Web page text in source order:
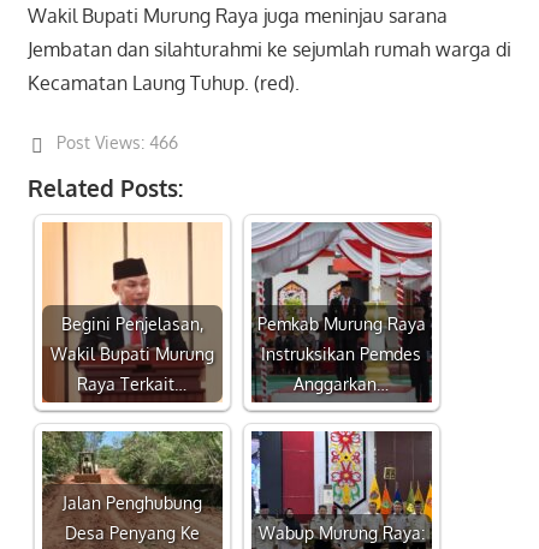
Wakil Bupati Murung Raya juga meninjau sarana
Jembatan dan silahturahmi ke sejumlah rumah warga di
Kecamatan Laung Tuhup. (red).
Post Views: 466
Related Posts:
Begini Penjelasan,
Wakil Bupati Murung
Raya Terkait…
Pemkab Murung Raya
Instruksikan Pemdes
Anggarkan…
Jalan Penghubung
Desa Penyang Ke
Wabup Murung Raya: